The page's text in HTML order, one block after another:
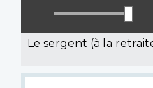
mode
muet
Le sergent (à la